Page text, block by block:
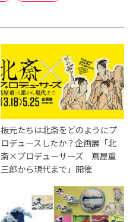
板元たちは北斎をどのようにプ
ロデュースしたか？企画展「北
斎×プロデューサーズ 蔦屋重
三郎から現代まで」開催